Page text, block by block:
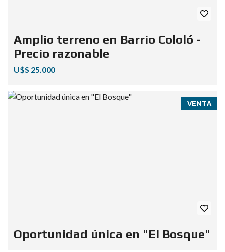
Amplio terreno en Barrio Cololó -
Precio razonable
U$S 25.000
VENTA
Oportunidad única en "El Bosque"